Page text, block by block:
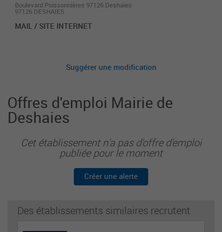
Boulevard Poissonnières 97126 Deshaies
97126 DESHAIES
MAIL / SITE INTERNET
Suggérer une modification
Offres d'emploi Mairie de
Deshaies
Cet établissement n'a pas d'offre d'emploi
publiée pour le moment
Créer une alerte
Des établissements similaires recrutent